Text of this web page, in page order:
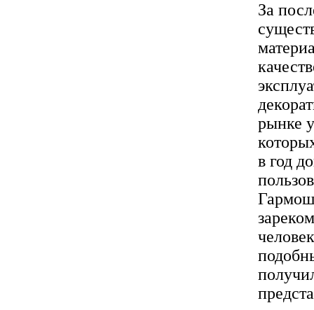
За
рынке
в год